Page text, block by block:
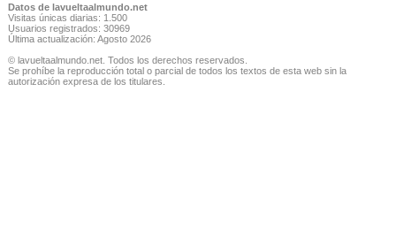
Datos de lavueltaalmundo.net
Visitas únicas diarias: 1.500
Usuarios registrados: 30969
Última actualización: Agosto 2026
© lavueltaalmundo.net. Todos los derechos reservados.
Se prohíbe la reproducción total o parcial de todos los textos de esta web sin la
autorización expresa de los titulares.